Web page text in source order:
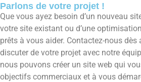
Parlons de votre projet !
Que vous ayez besoin d’un nouveau
votre site existant ou d’une
prêts à vous aider. Contactez-nous dès
discuter de votre projet avec notre
nous pouvons créer un site web qui
objectifs commerciaux et à vous